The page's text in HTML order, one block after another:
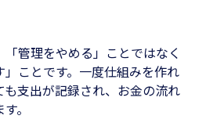
管理をやめる」ことではなく
」ことです。一度仕組みを作れ
支出が記録され、お金の流れ
。